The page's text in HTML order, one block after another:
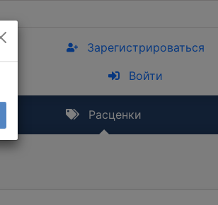
Зарегистрироваться
Войти
Расценки